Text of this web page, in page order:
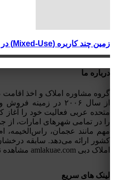
زمین چند کاربره (Mixed-Use) در الجداف دبی (Jaddaf)
درباره ما
از سال ۲۰۰۶ در
متحده عربی فعالیت خود را
را در تمامی شهرهای امارات، از
مهم مانند عجمان، راس‌الخیمه،
کشور ارائه می‌دهد. سابقه
املاک دبی amlakuae.com مشاهده نمایید.
لینک های سریع